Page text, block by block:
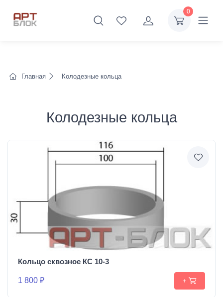
0
Главная Колодезные кольца
Колодезные кольца
Кольцо сквозное КС 10-3
1 800 ₽ +